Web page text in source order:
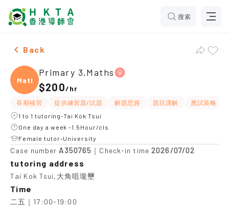
搜索
Female Primary 3,Maths，Tai Kok Tsui Tuition
Back
Maths
Primary 3,Maths
$200/hr
長期補習 提供練習題/試題 解題思路 題目講解 應試策略
1 to 1 tutoring-Tai Kok Tsui
One day a week -1.5Hour/cls
Female tutor-University
Case number A350765 ｜Check-in time2026/07/02
tutoring address
Tai Kok Tsui,大角咀瓏壐
Time
二五｜17:00-19:00